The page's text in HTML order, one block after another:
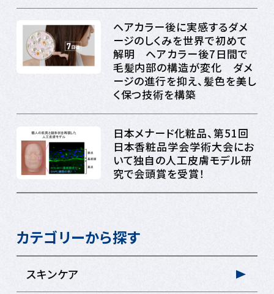
ヘアカラー後に実感するダメ
ージのしくみを世界で初めて
解明 ヘアカラー後7日間で
毛髪内部の構造が変化 ダメ
ージの進行を抑え、髪色を美し
く保つ技術を構築
日本メナード化粧品、第51回
日本香粧品学会学術大会にお
いて独自の人工皮膚モデル研
究で会頭賞を受賞！
カテゴリーから探す
スキンケア